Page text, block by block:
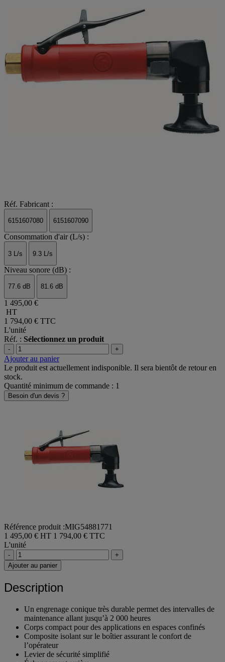
Réf. Fabricant :
6151607080 6151607090
Consommation d'air (L/s) :
3 L/s 9.3 L/s
Niveau sonore (dB) :
77.6 dB 81.6 dB
1 495,00 €
HT
1 794,00 € TTC
L'unité
Réf. : Sélectionnez un produit
- +
Ajouter au panier
Le produit est actuellement indisponible. Il sera bientôt de retour en
stock.
Quantité minimum de commande : 1
Besoin d'un devis ?
Référence produit :MIG54881771
1 495,00 € HT 1 794,00 € TTC
L'unité
-
+
Ajouter au panier
Description
Un engrenage conique très durable permet des intervalles de
maintenance allant jusqu’à 2 000 heures
Corps compact pour des applications en espaces confinés
Composite isolant sur le boîtier assurant le confort de
l’opérateur
Levier de sécurité simplifié